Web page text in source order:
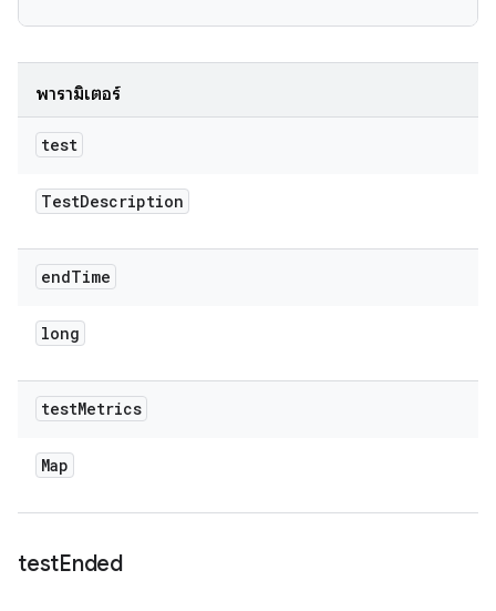
พารามิเตอร์
test
TestDescription
endTime
long
testMetrics
Map
testEnded